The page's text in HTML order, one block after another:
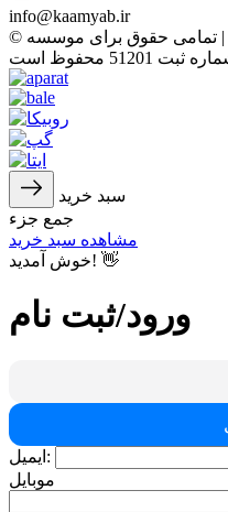
info@kaamyab.ir
© آخرین بروز رسانی خرداد 1405 | تمامی حقوق برای موسسه
سبد خرید
جمع جزء
مشاهده سبد خرید
خوش آمدید! 👋
ورود/ثبت نام
ایمیل:
موبایل